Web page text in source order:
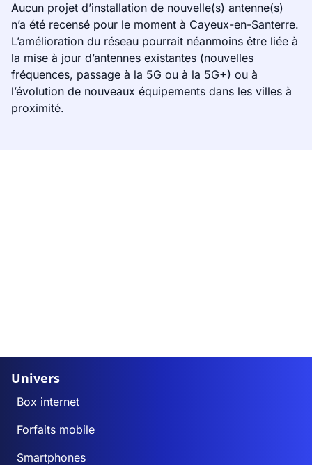
Aucun projet d’installation de nouvelle(s) antenne(s)
n’a été recensé pour le moment à Cayeux-en-Santerre.
L’amélioration du réseau pourrait néanmoins être liée à
la mise à jour d’antennes existantes (nouvelles
fréquences, passage à la 5G ou à la 5G+) ou à
l’évolution de nouveaux équipements dans les villes à
proximité.
Univers
Box internet
Forfaits mobile
Smartphones